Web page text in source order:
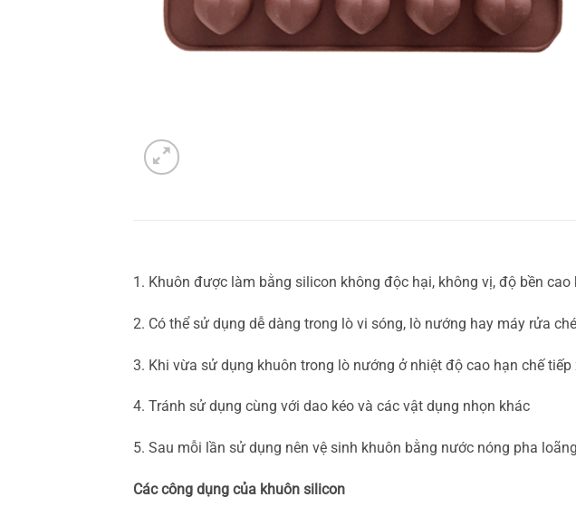
1. Khuôn được làm bằng silicon không độc hại, không vị, độ bền
2. Có thể sử dụng dễ dàng trong lò vi sóng, lò nướng hay máy rửa
3. Khi vừa sử dụng khuôn trong lò nướng ở nhiệt độ cao hạn chế
4. Tránh sử dụng cùng với dao kéo và các vật dụng nhọn khác
5. Sau mỗi lần sử dụng nên vệ sinh khuôn bằng nước nóng pha
Các công dụng của khuôn silicon